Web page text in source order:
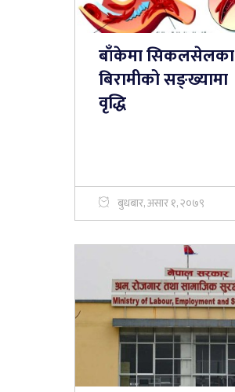
बाँकेमा सिकलसेलका
बिरामीको सङ्ख्यामा
वृद्धि
बुधबार, असार १, २०७९